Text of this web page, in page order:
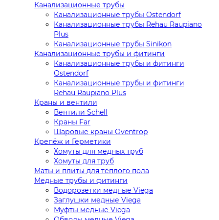
Канализационные трубы
Канализационные трубы Ostendorf
Канализационные трубы Rehau Raupiano
Plus
Канализационные трубы Sinikon
Канализационные трубы и фитинги
Канализационные трубы и фитинги
Ostendorf
Канализационные трубы и фитинги
Rehau Raupiano Plus
Краны и вентили
Вентили Schell
Краны Far
Шаровые краны Oventrop
Крепёж и Герметики
Хомуты для медных труб
Хомуты для труб
Маты и плиты для тёплого пола
Медные трубы и фитинги
Водорозетки медные Viega
Заглушки медные Viega
Муфты медные Viega